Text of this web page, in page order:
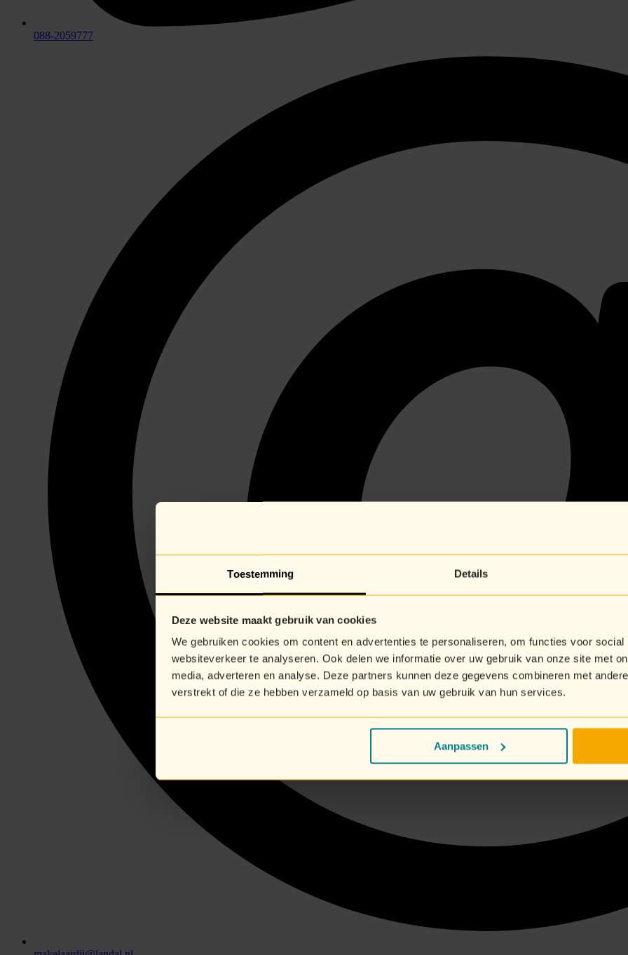
Toestemming Details
Deze website maakt gebruik van cookies
We gebruiken cookies om content en advertenties te personaliseren, om functies voor
websiteverkeer te analyseren. Ook delen we informatie over uw gebruik van onze site met
media, adverteren en analyse. Deze partners kunnen deze gegevens combineren met
verstrekt of die ze hebben verzameld op basis van uw gebruik van hun services.
Aanpassen
088-2059777